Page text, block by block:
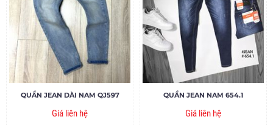
QUẦN JEAN DÀI NAM QJ597
Giá liên hệ
QUẦN JEAN NAM 654.1
Giá liên hệ